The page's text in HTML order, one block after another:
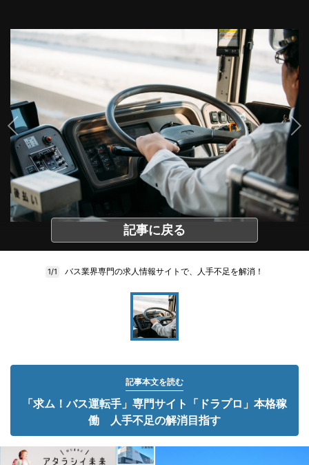
記事に戻る
1/1 バス業界専門の求人情報サイトで、人手不足を解消！
記事本文を読む
「求ム！バス運転手」専門サイト「ドラプロ」本格稼
働 人手不足の解消目指す